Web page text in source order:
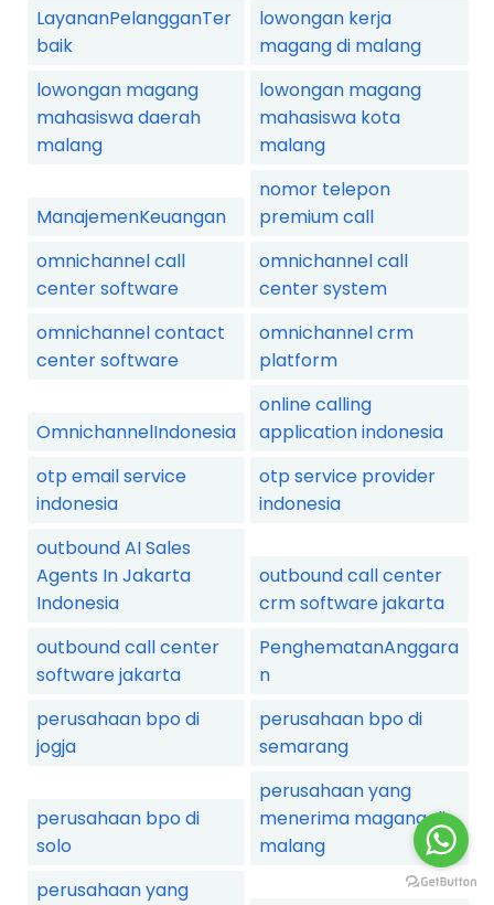
LayananPelangganTer
baik
lowongan kerja
magang di malang
lowongan magang
mahasiswa daerah
malang
lowongan magang
mahasiswa kota
malang
ManajemenKeuangan
nomor telepon
premium call
omnichannel call
center software
omnichannel call
center system
omnichannel contact
center software
omnichannel crm
platform
OmnichannelIndonesia
online calling
application indonesia
otp email service
indonesia
otp service provider
indonesia
outbound AI Sales
Agents In Jakarta
Indonesia
outbound call center
crm software jakarta
outbound call center
software jakarta
PenghematanAnggara
n
perusahaan bpo di
jogja
perusahaan bpo di
semarang
perusahaan bpo di
solo
perusahaan yang
menerima magang di
malang
perusahaan yang